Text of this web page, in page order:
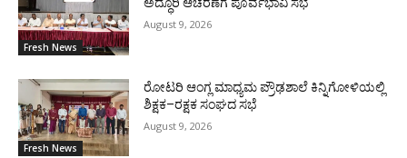
Fresh News
August 9, 2026
Fresh News
ರೋಟರಿ ಆಂಗ್ಲ ಮಾಧ್ಯಮ ಪ್ರೌಢಶಾಲೆ ಕಿನ್ನಿಗೋಳಿಯಲ್ಲಿ
ಶಿಕ್ಷಕ–ರಕ್ಷಕ ಸಂಘದ ಸಭೆ
August 9, 2026